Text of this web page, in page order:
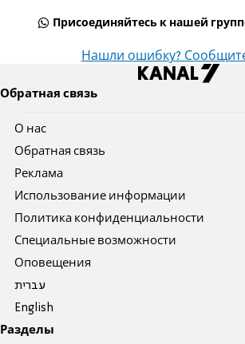
Присоединяйтесь к нашей
Нашли ошибку?
Обратная связь
О нас
Обратная связь
Реклама
Использование информации
Политика конфиденциальности
Специальные возможности
Оповещения
עברית
English
Разделы